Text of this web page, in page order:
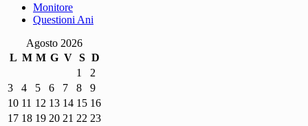
Monitore
Questioni Ani
Agosto 2026
L M M G V S D
1
2
3
4 5 6 7 8
9
10 11 12 13 14 15 16
17 18 19 20 21 22 23